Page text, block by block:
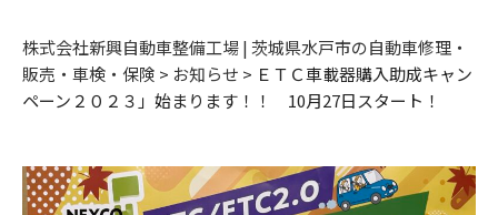
株式会社新興自動車整備工場 | 茨城県水戸市の自動車修理・
販売・車検・保険 > お知らせ > ＥＴＣ車載器購入助成キャン
ペーン２０２３」始まります！！ 10月27日スタート！